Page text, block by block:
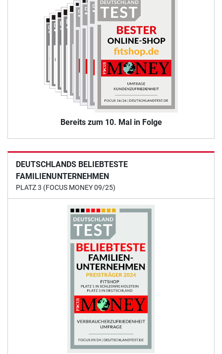
Bereits zum 10. Mal in Folge
DEUTSCHLANDS BELIEBTESTE
FAMILIENUNTERNEHMEN
PLATZ 3 (FOCUS MONEY 09/25)